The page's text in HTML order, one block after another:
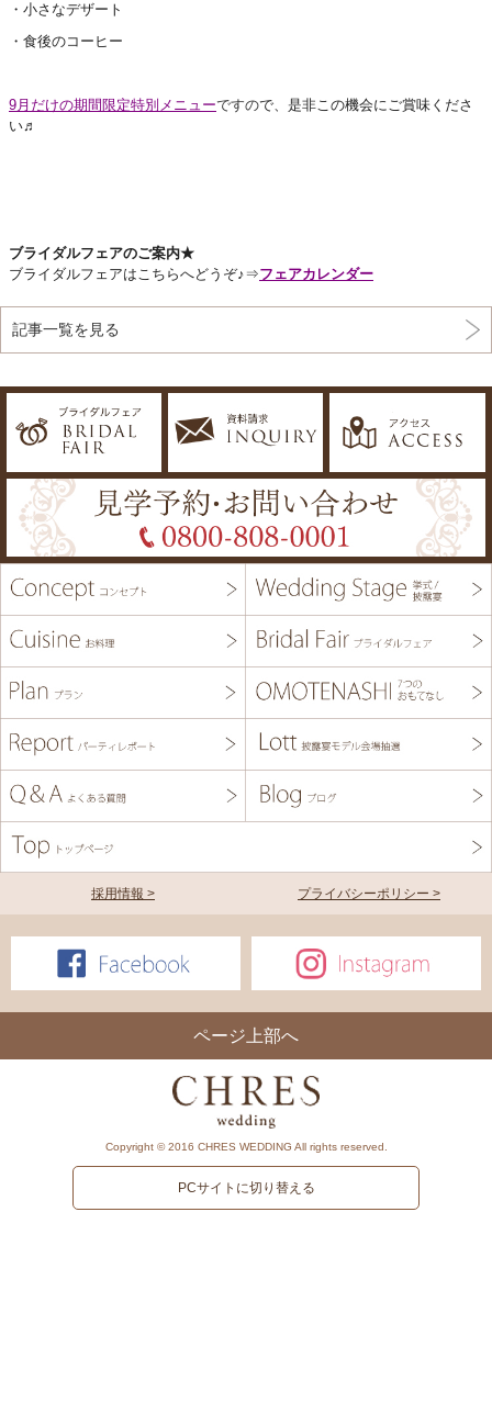
・小さなデザート
・食後のコーヒー
9月だけの期間限定特別メニューですので、是非この機会にご賞味くださ
い♬
ブライダルフェアのご案内★
ブライダルフェアはこちらへどうぞ♪⇒フェアカレンダー
記事一覧を見る
採用情報 > プライバシーポリシー >
ページ上部へ
Copyright © 2016 CHRES WEDDING All rights reserved.
PCサイトに切り替える